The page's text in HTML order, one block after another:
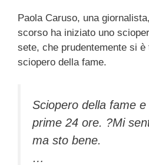
c
e
b
o
k
tt
er
e
a
d
k
e
e
Paola Caruso, una
scorso ha iniziato uno
sete, che prudentemente si
sciopero della fame.
Sciopero della fame
prime 24 ore. ?Mi
ma sto bene.
…